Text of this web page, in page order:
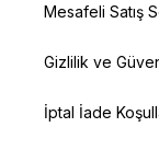
Mesafeli Satış
Gizlilik ve
İptal İade